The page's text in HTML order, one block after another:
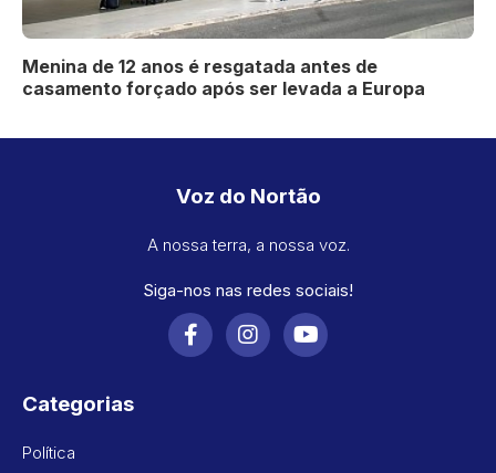
Menina de 12 anos é resgatada antes de
casamento forçado após ser levada a Europa
Voz do Nortão
A nossa terra, a nossa voz.
Siga-nos nas redes sociais!
Categorias
Política